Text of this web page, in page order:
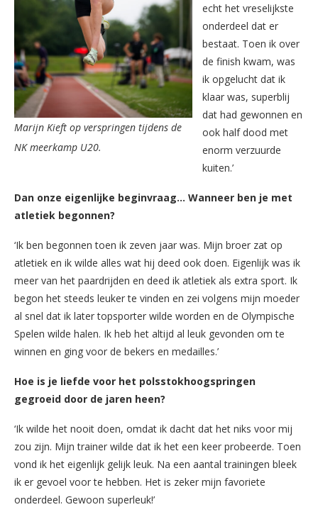
Marijn Kieft op verspringen tijdens de
NK meerkamp U20.
echt het vreselijkste
onderdeel dat er
bestaat. Toen ik over
de finish kwam, was
ik opgelucht dat ik
klaar was, superblij
dat had gewonnen en
ook half dood met
enorm verzuurde
kuiten.’
Dan onze eigenlijke beginvraag… Wanneer ben je met
atletiek begonnen?
‘Ik ben begonnen toen ik zeven jaar was. Mijn broer zat op
atletiek en ik wilde alles wat hij deed ook doen. Eigenlijk was ik
meer van het paardrijden en deed ik atletiek als extra sport. Ik
begon het steeds leuker te vinden en zei volgens mijn moeder
al snel dat ik later topsporter wilde worden en de Olympische
Spelen wilde halen. Ik heb het altijd al leuk gevonden om te
winnen en ging voor de bekers en medailles.’
Hoe is je liefde voor het polsstokhoogspringen
gegroeid door de jaren heen?
‘Ik wilde het nooit doen, omdat ik dacht dat het niks voor mij
zou zijn. Mijn trainer wilde dat ik het een keer probeerde. Toen
vond ik het eigenlijk gelijk leuk. Na een aantal trainingen bleek
ik er gevoel voor te hebben. Het is zeker mijn favoriete
onderdeel. Gewoon superleuk!’